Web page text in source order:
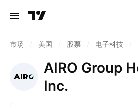
市场 美国 股票 电子科技
AIRO Group
Inc.